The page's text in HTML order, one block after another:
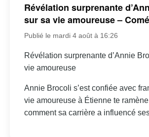
Révélation surprenante
sur sa vie amoureuse –
Publié le mardi 4 août à 16:26
Révélation surprenante d’Annie
vie amoureuse
Annie Brocoli s’est confiée avec
vie amoureuse à Étienne te
comment sa carrière a influencé